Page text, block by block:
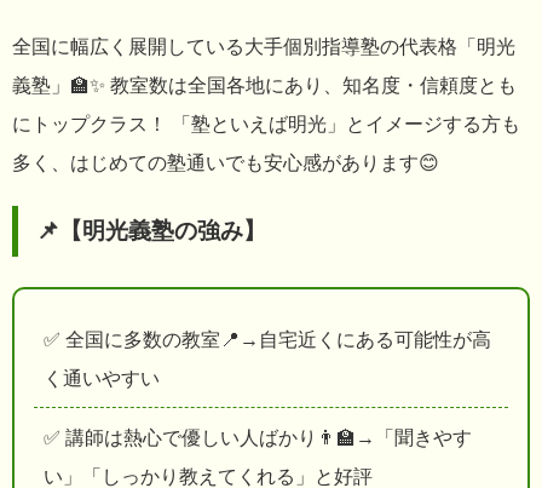
全国に幅広く展開している大手個別指導塾の代表格「明光
義塾」🏫✨ 教室数は全国各地にあり、知名度・信頼度とも
にトップクラス！ 「塾といえば明光」とイメージする方も
多く、はじめての塾通いでも安心感があります😊
📌【明光義塾の強み】
✅ 全国に多数の教室📍→自宅近くにある可能性が高
く通いやすい
✅ 講師は熱心で優しい人ばかり👨‍🏫→「聞きやす
い」「しっかり教えてくれる」と好評